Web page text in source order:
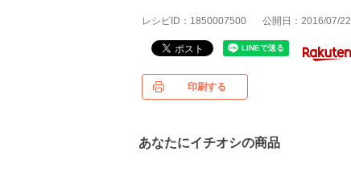
レシピID：1850007500 公開日：2016/07/22
印刷する
あなたにイチオシの商品